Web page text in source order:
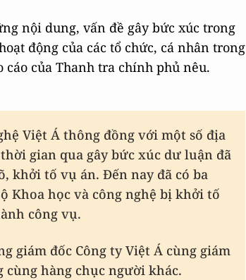
nội dung, vấn đề gây bức xúc trong
động của các tổ chức, cá nhân trong
của Thanh tra chính phủ nêu.
Việt Á thông đồng với một số địa
gian qua gây bức xúc dư luận đã
khởi tố vụ án. Đến nay đã có ba
Khoa học và công nghệ bị khởi tố
công vụ.
giám đốc Công ty Việt Á cùng giám
cùng hàng chục người khác.